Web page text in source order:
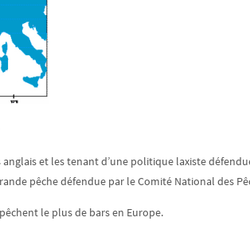
et les tenant d’une politique laxiste
pêche défendue par le Comité National des
le plus de bars en Europe.